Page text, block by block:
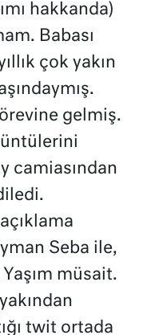
hakkanda)
Babası
çok yakın
gelmiş.
camiasından
Seba ile,
müsait.
twit ortada